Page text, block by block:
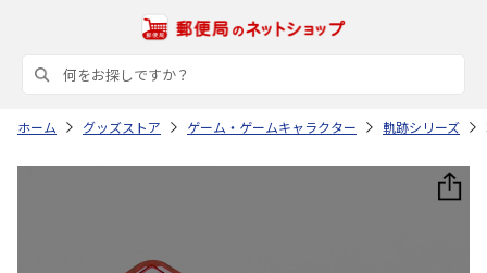
ホーム グッズストア ゲーム・ゲームキャラクター 軌跡シリーズ